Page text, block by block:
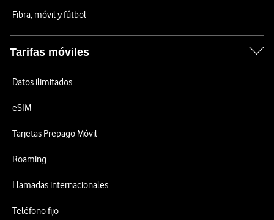
Fibra, móvil y fútbol
Tarifas móviles
Datos ilimitados
eSIM
Tarjetas Prepago Móvil
Roaming
Llamadas internacionales
Teléfono fijo